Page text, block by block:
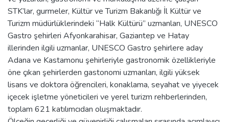
STK’lar, gurmeler, Kültür ve Turizm Bakanlığı İl Kültür ve
Turizm müdürlüklerindeki “Halk Kültürü” uzmanları, UNESCO
Gastro şehirleri Afyonkarahisar, Gaziantep ve Hatay
illerinden ilgili uzmanlar, UNESCO Gastro şehirlere aday
Adana ve Kastamonu şehirleriyle gastronomik özellikleriyle
öne çıkan şehirlerden gastonomi uzmanları, ilgili yüksek
lisans ve doktora öğrencileri, konaklama, seyahat ve yiyecek
içecek işletme yöneticileri ve yerel turizm rehberlerinden,
toplam 621 katılımcıdan oluşmaktadır.